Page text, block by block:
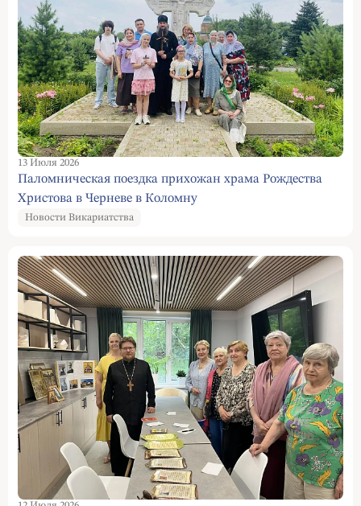
13 Июля 2026
Паломническая поездка прихожан храма Рождества
Христова в Черневе в Коломну
Новости Викариатства